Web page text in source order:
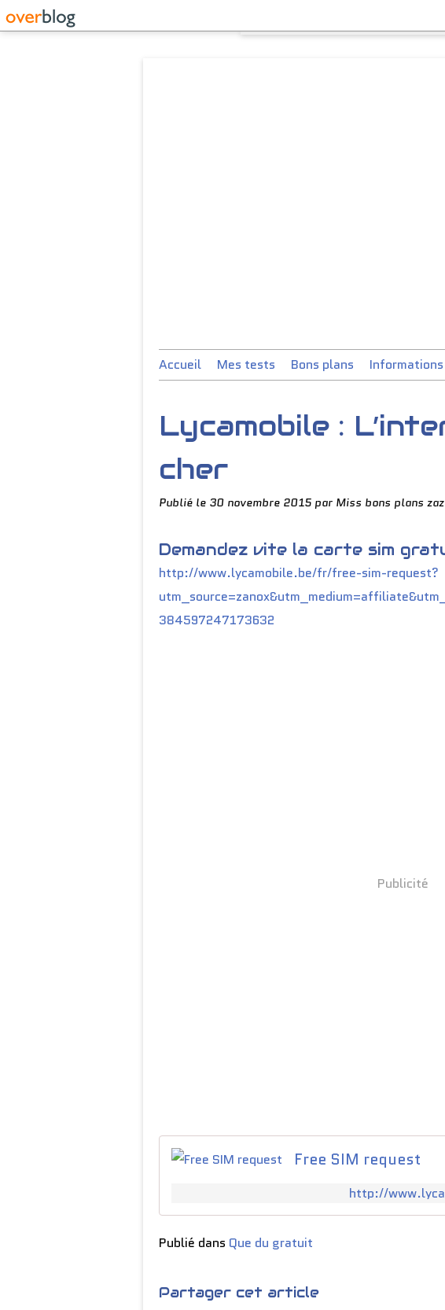
Accueil Mes tests Bons plans Informations
Lycamobile :
cher
Publié le 30 novembre 2015 par Miss bons plans
Demandez vite la carte sim
http://www.lycamobile.be/fr/free-sim-request?
384597247173632
Publicité
Free SIM request
http://
Publié dans Que du gratuit
Partager cet article